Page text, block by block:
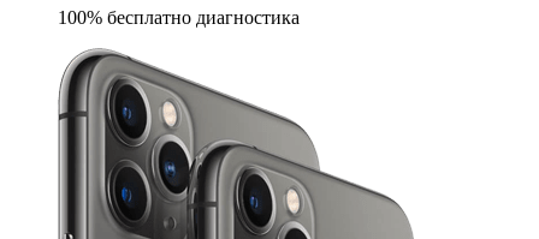
100% бесплатно диагностика